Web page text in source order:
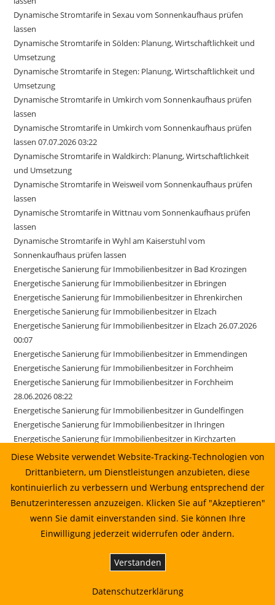
Dynamische Stromtarife in Sexau vom Sonnenkaufhaus prüfen
lassen
Dynamische Stromtarife in Sölden: Planung, Wirtschaftlichkeit und
Umsetzung
Dynamische Stromtarife in Stegen: Planung, Wirtschaftlichkeit und
Umsetzung
Dynamische Stromtarife in Umkirch vom Sonnenkaufhaus prüfen
lassen
Dynamische Stromtarife in Umkirch vom Sonnenkaufhaus prüfen
lassen 07.07.2026 03:22
Dynamische Stromtarife in Waldkirch: Planung, Wirtschaftlichkeit
und Umsetzung
Dynamische Stromtarife in Weisweil vom Sonnenkaufhaus prüfen
lassen
Dynamische Stromtarife in Wittnau vom Sonnenkaufhaus prüfen
lassen
Dynamische Stromtarife in Wyhl am Kaiserstuhl vom
Sonnenkaufhaus prüfen lassen
Energetische Sanierung für Immobilienbesitzer in Bad Krozingen
Energetische Sanierung für Immobilienbesitzer in Ebringen
Energetische Sanierung für Immobilienbesitzer in Ehrenkirchen
Energetische Sanierung für Immobilienbesitzer in Elzach
Energetische Sanierung für Immobilienbesitzer in Elzach 26.07.2026
00:07
Energetische Sanierung für Immobilienbesitzer in Emmendingen
Energetische Sanierung für Immobilienbesitzer in Forchheim
Energetische Sanierung für Immobilienbesitzer in Forchheim
28.06.2026 08:22
Energetische Sanierung für Immobilienbesitzer in Gundelfingen
Energetische Sanierung für Immobilienbesitzer in Ihringen
Energetische Sanierung für Immobilienbesitzer in Kirchzarten
Energetische Sanierung für Immobilienbesitzer in March
Energetische Sanierung für Immobilienbesitzer in March 17.06.2026
Energetische Sanierung für Immobilienbesitzer in Merzhausen
Energetische Sanierung für Immobilienbesitzer in Reute
Energetische Sanierung für Immobilienbesitzer in Sexau
Energetische Sanierung für Immobilienbesitzer in Sölden
Energetische Sanierung für Immobilienbesitzer in Stegen
Energetische Sanierung für Immobilienbesitzer in Weisweil
Energetische Sanierung in Bahlingen am Kaiserstuhl: Planung,
Diese Website verwendet Website-Tracking-Technologien von
Drittanbietern, um Dienstleistungen anzubieten, diese
kontinuierlich zu verbessern und Werbung entsprechend der
Benutzerinteressen anzuzeigen. Klicken Sie auf "Akzeptieren"
wenn Sie damit einverstanden sind. Sie können Ihre
Einwilligung jederzeit widerrufen oder ändern.
Verstanden
Datenschutzerklärung